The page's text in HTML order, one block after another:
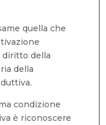
quella che
diritto della
della
condizione
è riconoscere